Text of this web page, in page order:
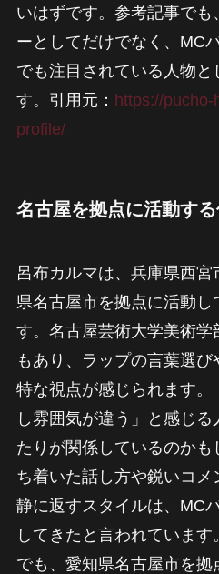
いはずです。参考記事で
ーとしてだけでなく、MC
でも注目されている人物と
す。引用元： https://
profile/
名古屋を拠点に活動す
呂布カルマは、兵庫県西
県名古屋市を拠点に活動し
す。名古屋芸術大学美術学
もあり、ラップの言葉選
特な視点が感じられます
し雰囲気が違う」と感じ
たりが関係しているのか
ち着いた話し方や鋭いコ
静に返すスタイルは、MC
してきたと言われていま
でも、愛知県名古屋市を